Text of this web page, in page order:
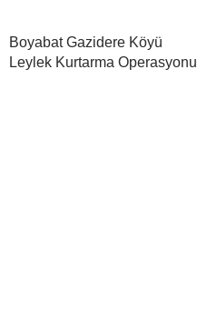
Boyabat Gazidere Köyü
Leylek Kurtarma Operasyonu